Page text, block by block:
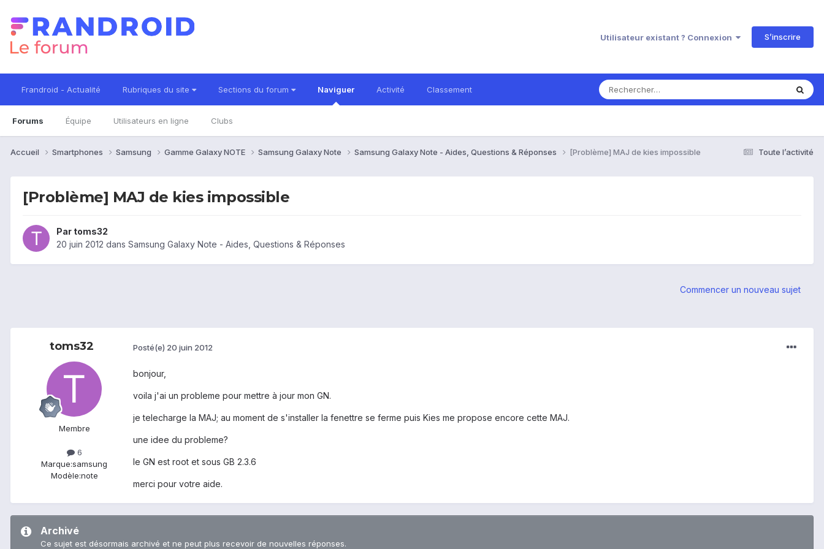
Utilisateur existant ? Connexion S’inscrire
Frandroid - Actualité Rubriques du site Sections du forum Naviguer
Forums Équipe Utilisateurs en ligne Clubs
Activité Classement
Toute l’activité
Accueil Smartphones Samsung Gamme Galaxy NOTE Samsung Galaxy Note Samsung Galaxy Note - Aides, Questions & Réponses [Problème] MAJ de kies impossible
[Problème] MAJ de kies impossible
Par toms32
20 juin 2012 dans Samsung Galaxy Note - Aides, Questions & Réponses
Commencer un nouveau sujet
toms32
Membre
6
Marque:samsung
Modèle:note
Posté(e) 20 juin 2012
bonjour,
voila j'ai un probleme pour mettre à jour mon GN.
je telecharge la MAJ; au moment de s'installer la fenettre se ferme puis Kies me propose encore cette MAJ.
une idee du probleme?
le GN est root et sous GB 2.3.6
merci pour votre aide.
Archivé
Ce sujet est désormais archivé et ne peut plus recevoir de nouvelles réponses.